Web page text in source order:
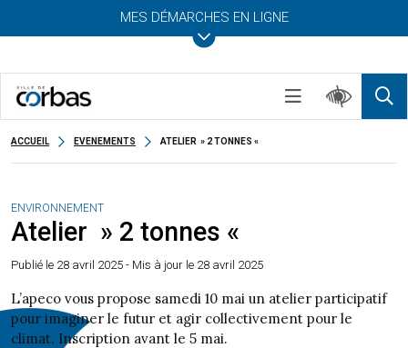
MES DÉMARCHES EN LIGNE
ACCUEIL EVENEMENTS ATELIER » 2 TONNES «
ENVIRONNEMENT
Atelier » 2 tonnes «
Publié le 28 avril 2025 - Mis à jour le 28 avril 2025
L’apeco vous propose samedi 10 mai un atelier participatif
pour imaginer le futur et agir collectivement pour le
climat. Inscription avant le 5 mai.